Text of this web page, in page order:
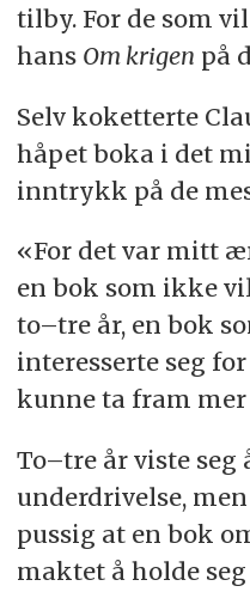
tilby. For de som
hans Om krigen på
Selv koketterte
håpet boka i det
inntrykk på de
«For det var mitt
en bok som ikke
to–tre år, en bok
interesserte seg
kunne ta fram mer
To–tre år viste
underdrivelse,
pussig at en bok
maktet å holde